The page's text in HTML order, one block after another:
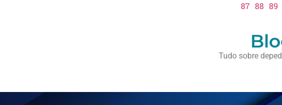
87 88 89
Tudo sobre